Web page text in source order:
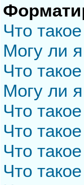
Что
Могу ли
Что
Могу ли
Что
Что
Что
Что